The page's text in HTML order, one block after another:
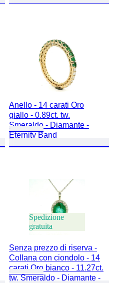
Anello - 14 carati Oro
giallo - 0.89ct. tw.
Smeraldo - Diamante -
Eternity Band
Spedizione
gratuita
Senza prezzo di riserva -
Collana con ciondolo - 14
carati Oro bianco - 11.27ct.
tw. Smeraldo - Diamante -